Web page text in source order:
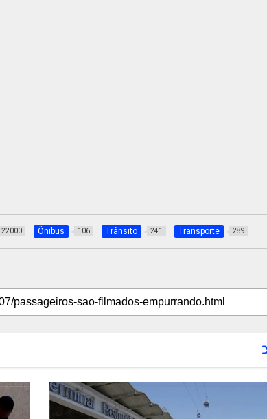
22000 Ônibus 106 Trânsito 241 Transporte 289